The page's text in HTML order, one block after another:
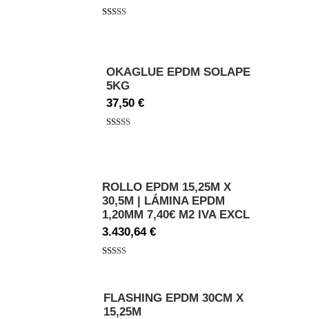
OKAGLUE EPDM SOLAPE
5KG
37,50€
ROLLO EPDM 15,25M X
30,5M | LÁMINA EPDM
1,20MM 7,40€ M2 IVA EXCL
3.430,64 €
FLASHING EPDM 30CM X
15,25M